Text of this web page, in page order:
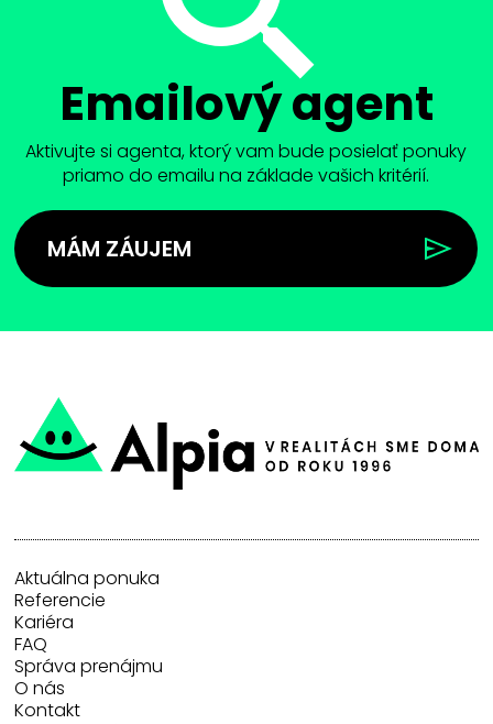
Emailový agent
Aktivujte si agenta, ktorý vam bude posielať ponuky
priamo do emailu na základe vašich kritérií.
MÁM ZÁUJEM
Aktuálna ponuka
Referencie
Kariéra
FAQ
Správa prenájmu
O nás
Kontakt